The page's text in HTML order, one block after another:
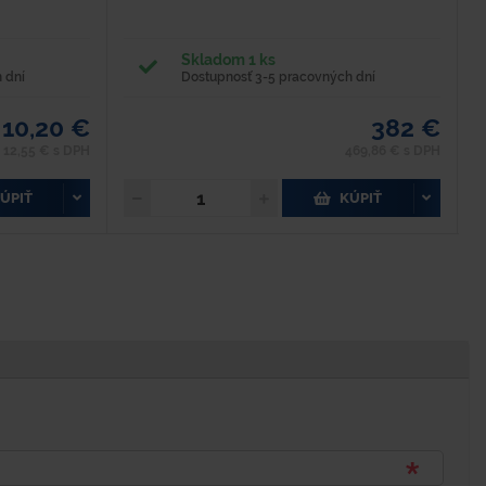
dní
10,20 €
Skladom 1 ks
Dostupnosť 3-5 pracovných dní
382 €
KÚPIŤ